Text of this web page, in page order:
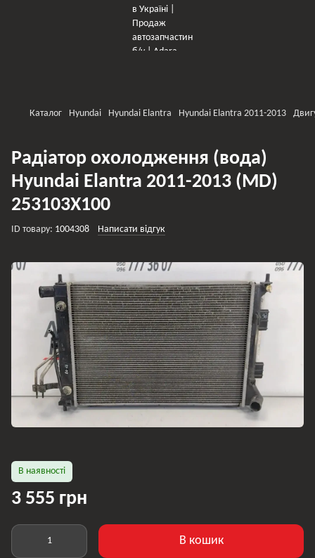
Каталог Hyundai Hyundai Elantra Hyundai Elantra 2011-2013
Радіатор охолодження (вода)
Hyundai Elantra 2011-2013 (MD)
253103X100
ID товару: 1004308 Написати відгук
В наявності
3 555 грн
В кошик